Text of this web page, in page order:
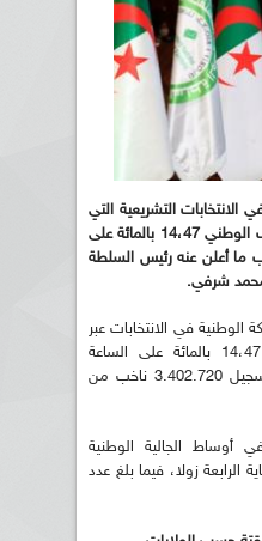
التشريعية التي
تتواصل السبت عبر كامل التراب الوطني 14،47 بالمائة على
ما أعلن عنه رئيس السلطة
محمد شرفي.
في الانتخابات عبر
كامل التراب الوطني بلغت 14،47 بالمائة على الساعة
الرابعة زوالا، مضيفا أنه تم تسجيل 3.402.720 ناخب من
أوساط الجالية الوطنية
الى غاية الرابعة زولا، فيما بلغ عدد